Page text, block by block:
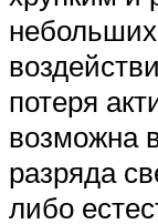
потеря
возможна
разряда
либо